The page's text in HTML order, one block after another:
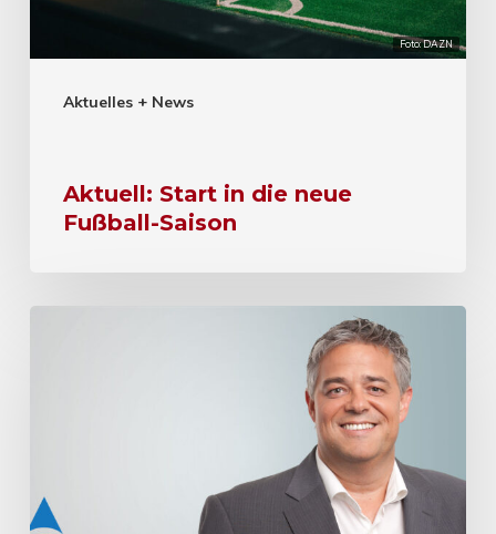
Foto: DAZN
Aktuelles + News
Aktuell: Start in die neue
Fußball-Saison